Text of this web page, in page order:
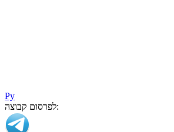
Ру
לפרסום קבוצה: